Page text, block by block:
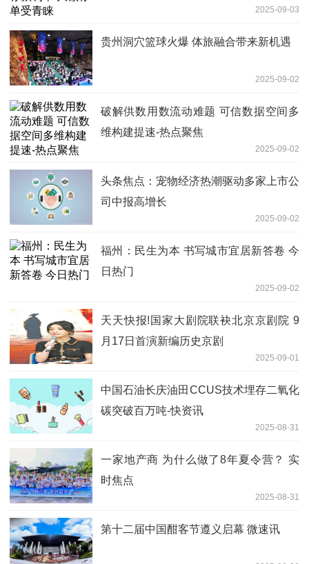
2025-09-03
贵州洞穴篮球火爆 体旅融合带来新机遇
2025-09-02
破解供数用数流动难题 可信数据空间多
维构建提速-热点聚焦
2025-09-02
头条焦点：宠物经济热潮驱动多家上市公
司中报高增长
2025-09-02
福州：民生为本 书写城市宜居新答卷 今
日热门
2025-09-02
天天快报!国家大剧院联袂北京京剧院 9
月17日首演新编历史京剧
2025-09-01
中国石油长庆油田CCUS技术埋存二氧化
碳突破百万吨-快资讯
2025-08-31
一家地产商 为什么做了8年夏令营？ 实
时焦点
2025-08-31
第十二届中国酣客节遵义启幕 微速讯